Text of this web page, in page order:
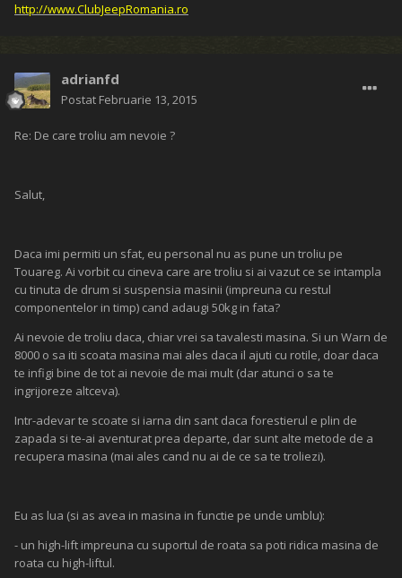
http://www.ClubJeepRomania.ro
adrianfd
Postat Februarie 13, 2015
Re: De care troliu am nevoie ?
Salut,
Daca imi permiti un sfat, eu personal nu as pune un troliu pe
Touareg. Ai vorbit cu cineva care are troliu si ai vazut ce se intampla
cu tinuta de drum si suspensia masinii (impreuna cu restul
componentelor in timp) cand adaugi 50kg in fata?
Ai nevoie de troliu daca, chiar vrei sa tavalesti masina. Si un Warn de
8000 o sa iti scoata masina mai ales daca il ajuti cu rotile, doar daca
te infigi bine de tot ai nevoie de mai mult (dar atunci o sa te
ingrijoreze altceva).
Intr-adevar te scoate si iarna din sant daca forestierul e plin de
zapada si te-ai aventurat prea departe, dar sunt alte metode de a
recupera masina (mai ales cand nu ai de ce sa te troliezi).
Eu as lua (si as avea in masina in functie pe unde umblu):
- un high-lift impreuna cu suportul de roata sa poti ridica masina de
roata cu high-liftul.